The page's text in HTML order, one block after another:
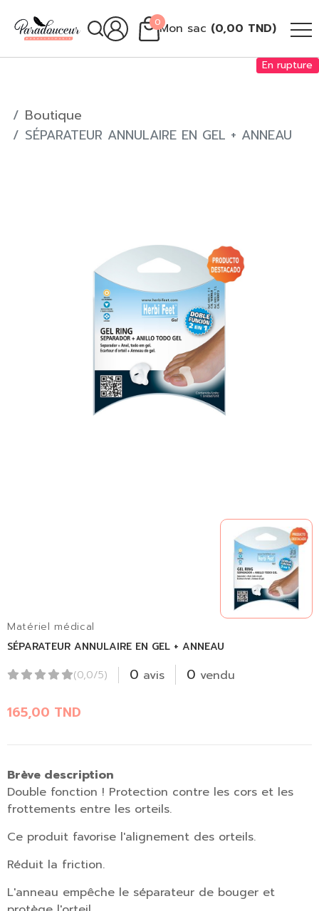
0Mon sac (0,00 TND)
En rupture
Boutique
SÉPARATEUR ANNULAIRE EN GEL + ANNEAU
Matériel médical
SÉPARATEUR ANNULAIRE EN GEL + ANNEAU
(0,0/5)
0 avis 0 vendu
165,00 TND
Brève description
Double fonction ! Protection contre les cors et les
frottements entre les orteils.
Ce produit favorise l'alignement des orteils.
Réduit la friction.
L'anneau empêche le séparateur de bouger et